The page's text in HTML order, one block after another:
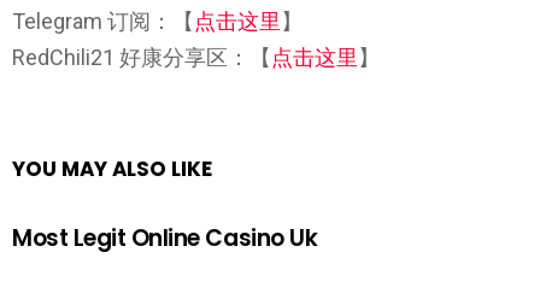
Telegram 订阅：【 点击这里 】
RedChili21 好康分享区：【 点击这里 】
YOU MAY ALSO LIKE
Most Legit Online Casino Uk